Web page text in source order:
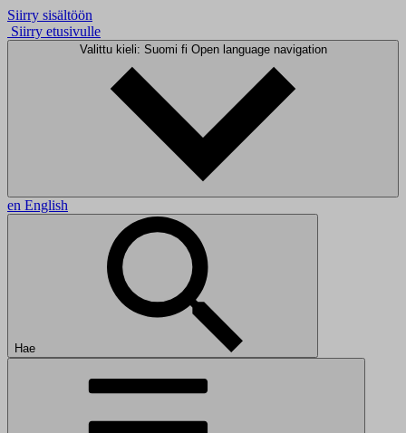
Siirry sisältöön
Siirry etusivulle
Valittu kieli: Suomi fi Open language navigation
en English
Hae